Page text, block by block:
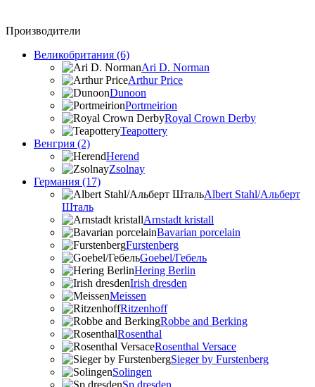
Производители
Великобритания (6)
Ari D. Norman
Arthur Price
Dunoon
Portmeirion
Royal Crown Derby
Teapottery
Венгрия (2)
Herend
Zsolnay
Германия (17)
Albert Stahl/Альбеpт
Шталь
Arnstadt kristall
Bavarian porcelain
Furstenberg
Goebel/Гебель
Hering Berlin
Irish dresden
Meissen
Ritzenhoff
Robbe and Berking
Rosenthal
Rosenthal Versace
Sieger by Furstenberg
Solingen
Sp dresden